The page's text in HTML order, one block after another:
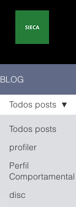
BLOG
Todos posts
profiler
Perfil
Comportamental
disc
Todos posts